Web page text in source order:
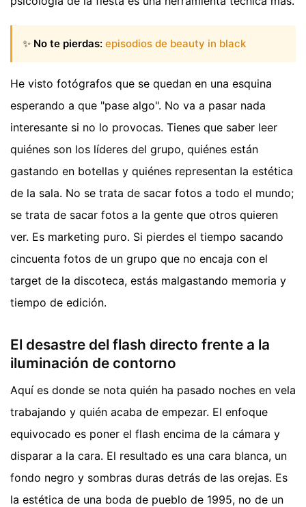
✨ No te pierdas: episodios de beauty in black
He visto fotógrafos que se quedan en una esquina
esperando a que "pase algo". No va a pasar nada
interesante si no lo provocas. Tienes que saber leer
quiénes son los líderes del grupo, quiénes están
gastando en botellas y quiénes representan la estética
de la sala. No se trata de sacar fotos a todo el mundo;
se trata de sacar fotos a la gente que otros quieren
ver. Es marketing puro. Si pierdes el tiempo sacando
cincuenta fotos de un grupo que no encaja con el
target de la discoteca, estás malgastando memoria y
tiempo de edición.
El desastre del flash directo frente a la
iluminación de contorno
Aquí es donde se nota quién ha pasado noches en vela
trabajando y quién acaba de empezar. El enfoque
equivocado es poner el flash encima de la cámara y
disparar a la cara. El resultado es una cara blanca, un
fondo negro y sombras duras detrás de las orejas. Es
la estética de una boda de pueblo de 1995, no de un